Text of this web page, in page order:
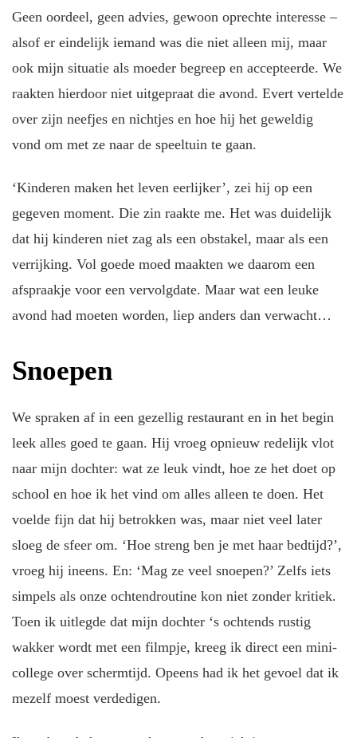
Geen oordeel, geen advies, gewoon oprechte interesse –
alsof er eindelijk iemand was die niet alleen mij, maar
ook mijn situatie als moeder begreep en accepteerde. We
raakten hierdoor niet uitgepraat die avond. Evert vertelde
over zijn neefjes en nichtjes en hoe hij het geweldig
vond om met ze naar de speeltuin te gaan.
‘Kinderen maken het leven eerlijker’, zei hij op een
gegeven moment. Die zin raakte me. Het was duidelijk
dat hij kinderen niet zag als een obstakel, maar als een
verrijking. Vol goede moed maakten we daarom een
afspraakje voor een vervolgdate. Maar wat een leuke
avond had moeten worden, liep anders dan verwacht…
Snoepen
We spraken af in een gezellig restaurant en in het begin
leek alles goed te gaan. Hij vroeg opnieuw redelijk vlot
naar mijn dochter: wat ze leuk vindt, hoe ze het doet op
school en hoe ik het vind om alles alleen te doen. Het
voelde fijn dat hij betrokken was, maar niet veel later
sloeg de sfeer om. ‘Hoe streng ben je met haar bedtijd?’,
vroeg hij ineens. En: ‘Mag ze veel snoepen?’ Zelfs iets
simpels als onze ochtendroutine kon niet zonder kritiek.
Toen ik uitlegde dat mijn dochter ‘s ochtends rustig
wakker wordt met een filmpje, kreeg ik direct een mini-
college over schermtijd. Opeens had ik het gevoel dat ik
mezelf moest verdedigen.